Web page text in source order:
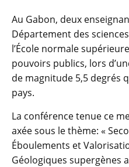
Au Gabon, deux
Département des
l’École normale
pouvoirs publics, lors
de magnitude 5,5 degrés
pays.
La conférence tenue ce
axée sous le thème: «
Éboulements et
Géologiques supergènes